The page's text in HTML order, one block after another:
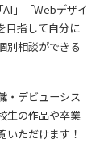
」「Webデザイ
目指して自分に
別相談ができる
・デビューシス
生の作品や卒業
いただけます！